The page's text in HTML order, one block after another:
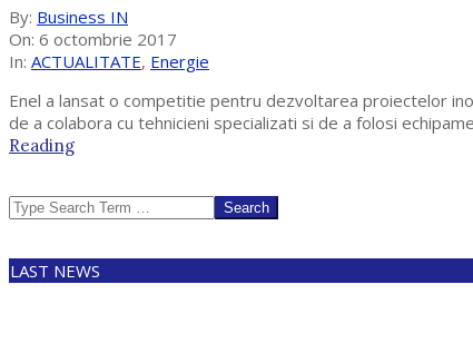
2017-
10-
06
By: Business IN
On: 6 octombrie 2017
In: ACTUALITATE, Energie
Enel a lansat o competitie pentru dezvoltarea proiectelor
de a colabora cu tehnicieni specializati si de a folosi
Reading
Search
LAST NEWS